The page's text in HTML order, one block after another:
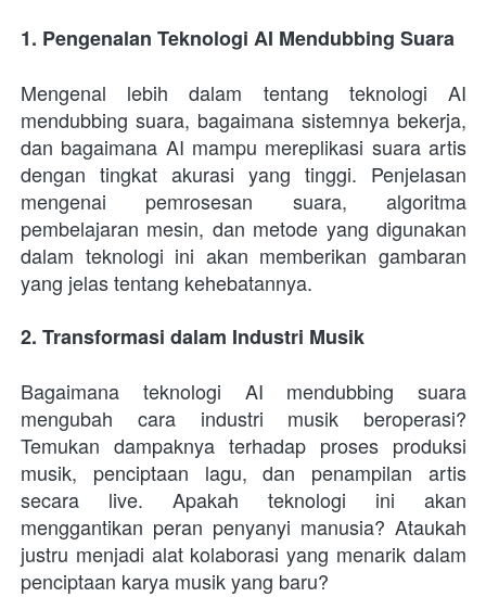
1. Pengenalan Teknologi AI Mendubbing Suara
Mengenal lebih dalam tentang teknologi AI
mendubbing suara, bagaimana sistemnya bekerja,
dan bagaimana AI mampu mereplikasi suara artis
dengan tingkat akurasi yang tinggi. Penjelasan
mengenai pemrosesan suara, algoritma
pembelajaran mesin, dan metode yang digunakan
dalam teknologi ini akan memberikan gambaran
yang jelas tentang kehebatannya.
2. Transformasi dalam Industri Musik
Bagaimana teknologi AI mendubbing suara
mengubah cara industri musik beroperasi?
Temukan dampaknya terhadap proses produksi
musik, penciptaan lagu, dan penampilan artis
secara live. Apakah teknologi ini akan
menggantikan peran penyanyi manusia? Ataukah
justru menjadi alat kolaborasi yang menarik dalam
penciptaan karya musik yang baru?